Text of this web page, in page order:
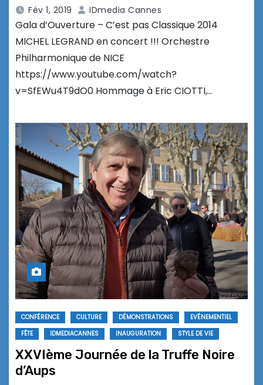
Fév 1, 2019 IDmedia Cannes
Gala d’Ouverture – C’est pas Classique 2014
MICHEL LEGRAND en concert !!! Orchestre
Philharmonique de NICE
https://www.youtube.com/watch?
v=SfEWu4T9dO0 Hommage à Eric CIOTTI,…
CONFÉRENCE CULTURE DÉMONSTRATIONS
EVÉNEMENTIEL
FÊTE
IDMEDIACANNES INAUGURATION STYLE DE VIE
XXVIème Journée de la Truffe Noire
d’Aups